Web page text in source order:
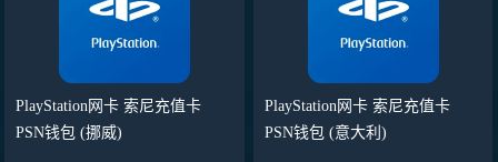
PlayStation网卡 索尼充值卡
PSN钱包 (挪威)
PlayStation网卡 索尼充值卡
PSN钱包 (意大利)